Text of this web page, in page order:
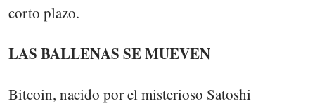
corto plazo.
LAS BALLENAS SE MUEVEN
Bitcoin, nacido por el misterioso Satoshi